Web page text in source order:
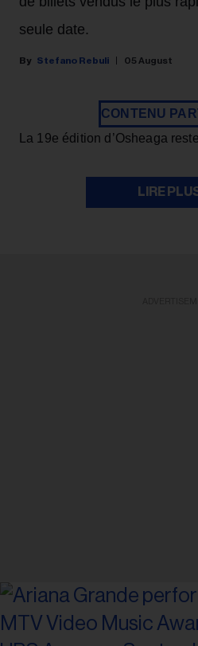
seule date.
Stefano Rebuli 05 August
CONTENU
La 19e édition d’Osheaga
LIRE